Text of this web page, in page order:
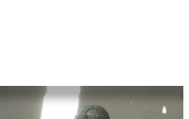
ら解き明かしていく、硬派で骨太な評論連載